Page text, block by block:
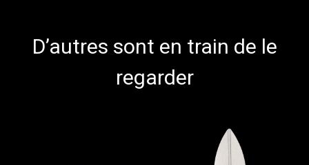
D’autres sont en train de le
regarder